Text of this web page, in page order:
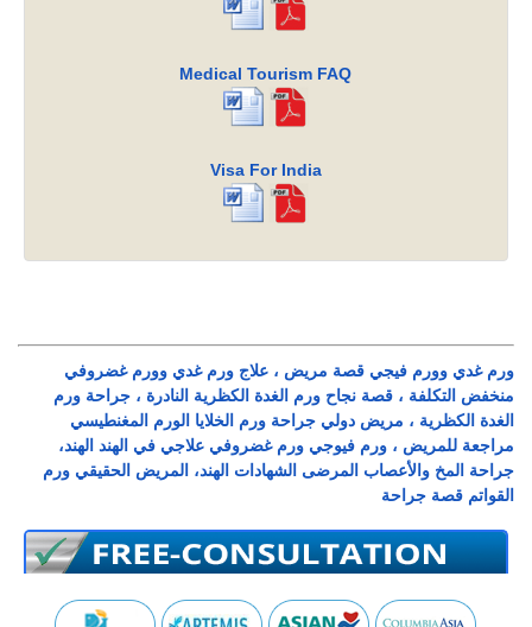
Medical Tourism FAQ
Visa For India
ورم غدي وورم فيجي قصة مريض ، علاج ورم غدي وورم غضروفي
منخفض التكلفة ، قصة نجاح ورم الغدة الكظرية النادرة ، جراحة ورم
الغدة الكظرية ، مريض دولي جراحة ورم الخلايا الورم المغنطيسي
مراجعة للمريض ، ورم فيوجي ورم غضروفي علاجي في الهند الهند،
جراحة المخ والأعصاب المرضى الشهادات الهند، المريض الحقيقي ورم
القواتم قصة جراحة